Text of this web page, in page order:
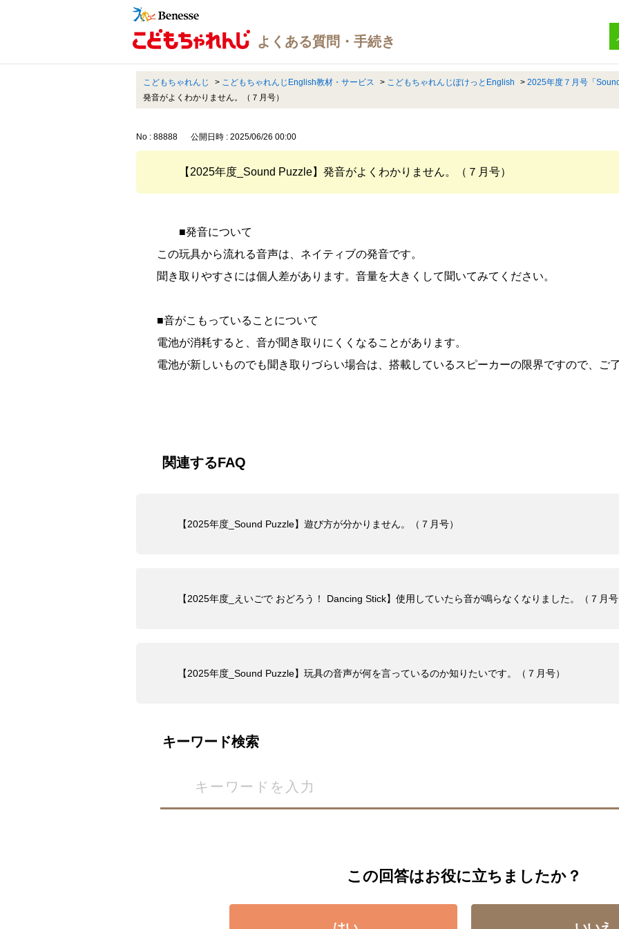
こどもちゃれんじ > こどもちゃれんじEnglish教材・サービス > こどもちゃれんじぽけっとEnglish > 2025年度７月号「
発音がよくわかりません。（７月号）
No : 88888 公開日時 : 2025/06/26 00:00
【2025年度_Sound Puzzle】発音がよくわかりません。（７月号）
■発音について
この玩具から流れる音声は、ネイティブの発音です。
聞き取りやすさには個人差があります。音量を大きくして聞いてみてください。
■音がこもっていることについて
電池が消耗すると、音が聞き取りにくくなることがあります。
電池が新しいものでも聞き取りづらい場合は、搭載しているスピーカーの限界ですので、ご
関連するFAQ
【2025年度_Sound Puzzle】遊び方が分かりません。（７月号）
【2025年度_えいごで おどろう！ Dancing Stick】使用していたら音が鳴らなくなりました。（７月号
【2025年度_Sound Puzzle】玩具の音声が何を言っているのか知りたいです。（７月号）
キーワード検索
この回答はお役に立ちましたか？